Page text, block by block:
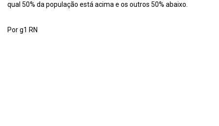
qual 50% da população está acima e os outros 50% abaixo.
Por g1 RN